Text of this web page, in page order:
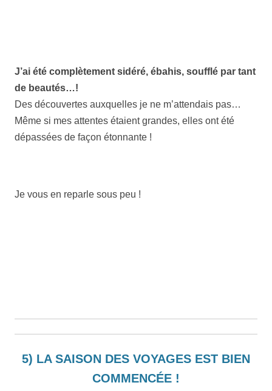
J’ai été complètement sidéré, ébahis, soufflé par tant
de beautés…!
Des découvertes auxquelles je ne m’attendais pas…
Même si mes attentes étaient grandes, elles ont été
dépassées de façon étonnante !
Je vous en reparle sous peu !
5) LA SAISON DES VOYAGES EST BIEN
COMMENCÉE !